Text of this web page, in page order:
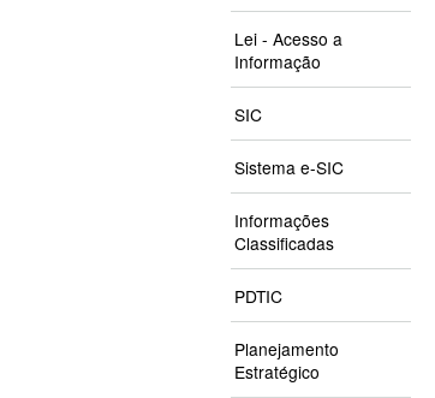
Lei - Acesso a
Informação
SIC
Sistema e-SIC
Informações
Classificadas
PDTIC
Planejamento
Estratégico